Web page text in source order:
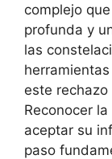
complejo
profunda y
las
este
Reconocer
aceptar su
paso